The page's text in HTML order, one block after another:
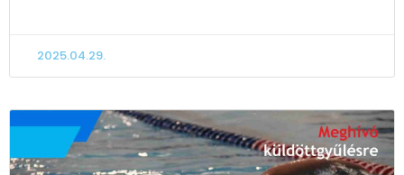
2025.04.29.